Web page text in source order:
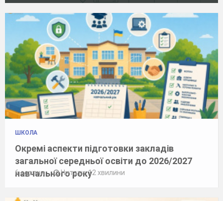
ШКОЛА
Окремі аспекти підготовки закладів
загальної середньої освіти до 2026/2027
навчального року
6 серпня Читати: 12 хвилини